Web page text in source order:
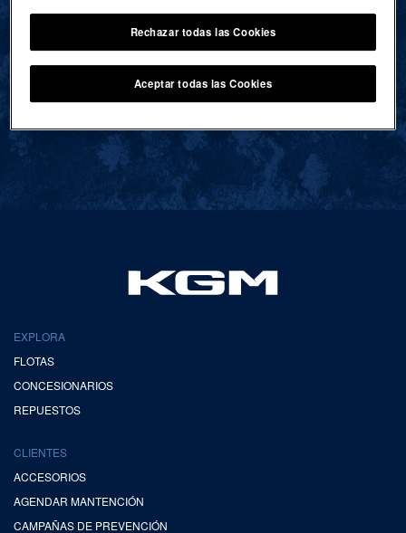
VOLVER AL INICIO
EXPLORA
FLOTAS
CONCESIONARIOS
REPUESTOS
CLIENTES
ACCESORIOS
AGENDAR MANTENCIÓN
CAMPAÑAS DE PREVENCIÓN
Rechazar todas las Cookies
Aceptar todas las Cookies